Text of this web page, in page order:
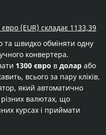
(EUR) складає 1133,39
та швидко обміняти одну
конвертера.
1300 євро в долар або
всього за пару кліків.
який автоматично
різних валютах, що
курсах і приймати